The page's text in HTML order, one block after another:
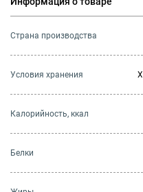
Страна производства
Условия хранения
Калорийность, ккал
Белки